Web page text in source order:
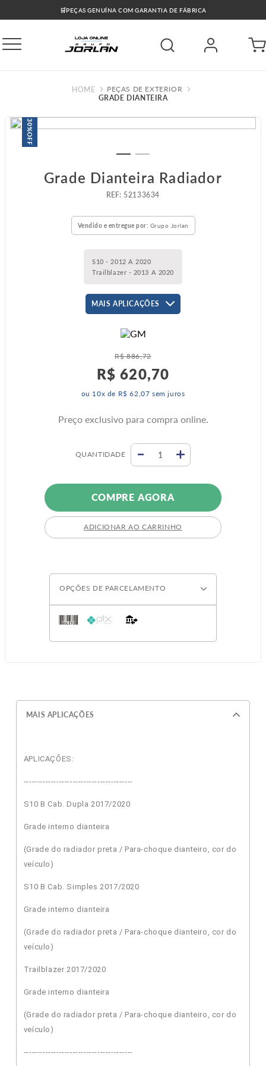
🛒PEÇAS GENUÍNA COM GARANTIA DE FÁBRICA
PEÇAS DE EXTERIOR
GRADE DIANTEIRA
30%
OFF
Grade Dianteira Radiador
: 52133634
Vendido e entregue por: Grupo Jorlan
S10 - 2012 A 2020
Trailblazer - 2013 A 2020
MAIS APLICAÇÕES
R$ 886,72
R$ 620,70
ou 10x de R$ 62 ,07 sem juros
Preço exclusivo para compra online.
QUANTIDADE
COMPRE AGORA
ADICIONAR AO CARRINHO
OPÇÕES DE PARCELAMENTO
MAIS APLICAÇÕES
APLICAÇÕES:
----------------------------------------
S10 B Cab. Dupla 2017/2020
Grade interno dianteira
(Grade do radiador preta / Para-choque dianteiro, cor do
veículo)
S10 B Cab. Simples 2017/2020
Grade interno dianteira
(Grade do radiador preta / Para-choque dianteiro, cor do
veículo)
Trailblazer 2017/2020
Grade interno dianteira
(Grade do radiador preta / Para-choque dianteiro, cor do
veículo)
----------------------------------------